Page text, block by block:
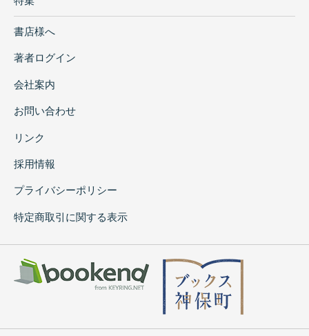
書店様へ
著者ログイン
会社案内
お問い合わせ
リンク
採用情報
プライバシーポリシー
特定商取引に関する表示